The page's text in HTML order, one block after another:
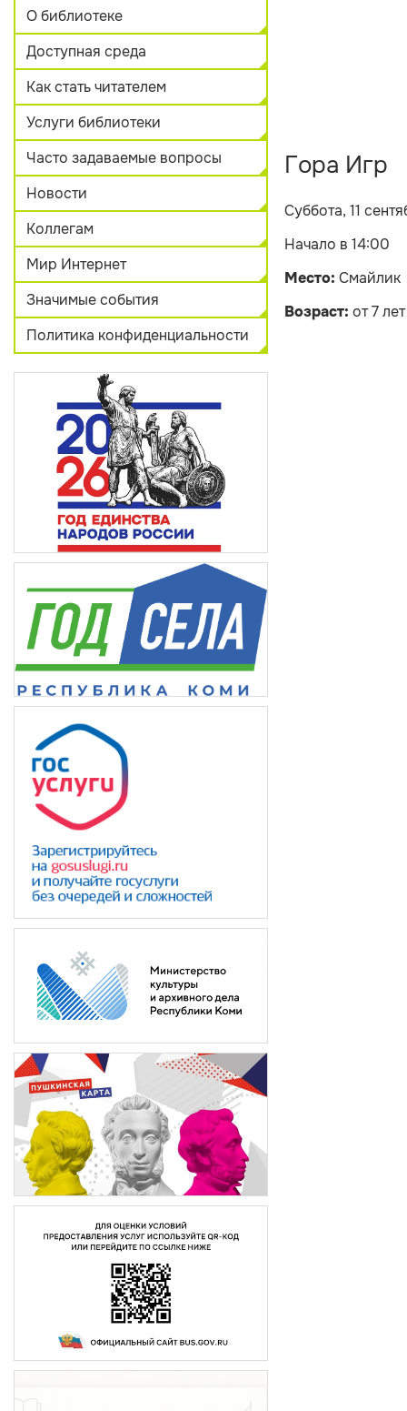
О библиотеке
Доступная среда
Как стать читателем
Услуги библиотеки
Часто задаваемые вопросы
Новости
Коллегам
Мир Интернет
Значимые события
Политика конфиденциальности
Гора Игр
Суббота, 11
Начало в 14:00
Место: Смайлик
Возраст: от 7 лет